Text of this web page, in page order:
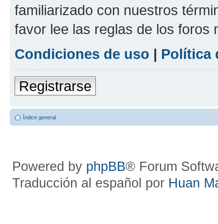
familiarizado con nuestros
favor lee las reglas de los foros
Condiciones de uso | Política
Registrarse
Índice general
Powered by phpBB® Forum
Traducción al español por Huan